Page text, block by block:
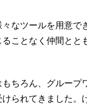
なツールを用意で
ことなく仲間とと
ちろん、グループ
られてきました